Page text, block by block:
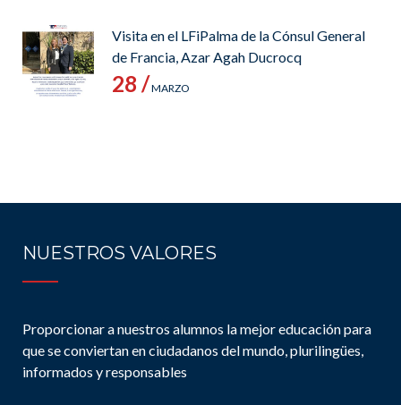
Visita en el LFiPalma de la Cónsul General
de Francia, Azar Agah Ducrocq
28 /MARZO
NUESTROS VALORES
Proporcionar a nuestros alumnos la mejor educación para
que se conviertan en ciudadanos del mundo, plurilingües,
informados y responsables